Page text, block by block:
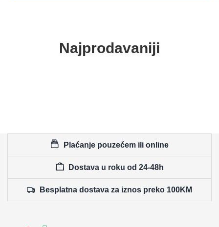
Najprodavaniji
Plaćanje pouzećem ili online
Dostava u roku od 24-48h
Besplatna dostava za iznos preko 100KM